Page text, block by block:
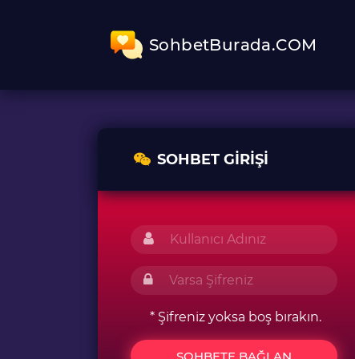
SohbetBurada.COM
SOHBET GIRIŞI
* Şifreniz yoksa boş bırakın.
SOHBETE BAĞLAN